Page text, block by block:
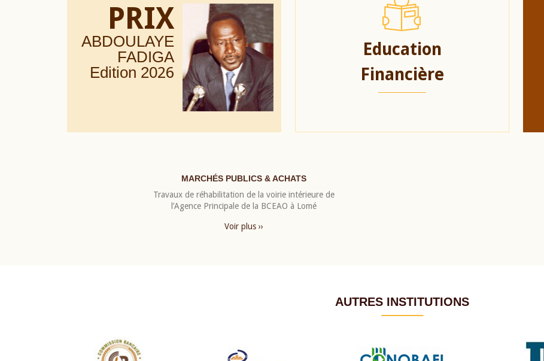
PRIX
ABDOULAYE
FADIGA
Edition 2026
Education
Financière
MARCHÉS PUBLICS & ACHATS
Travaux de réhabilitation de la voirie intérieure de
l’Agence Principale de la BCEAO à Lomé
Voir plus ››
AUTRES INSTITUTIONS